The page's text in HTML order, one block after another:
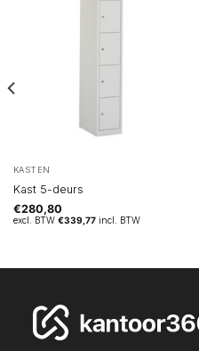
KASTEN
Kast 5-deurs
€280,80
excl. BTW €339,77incl. BTW